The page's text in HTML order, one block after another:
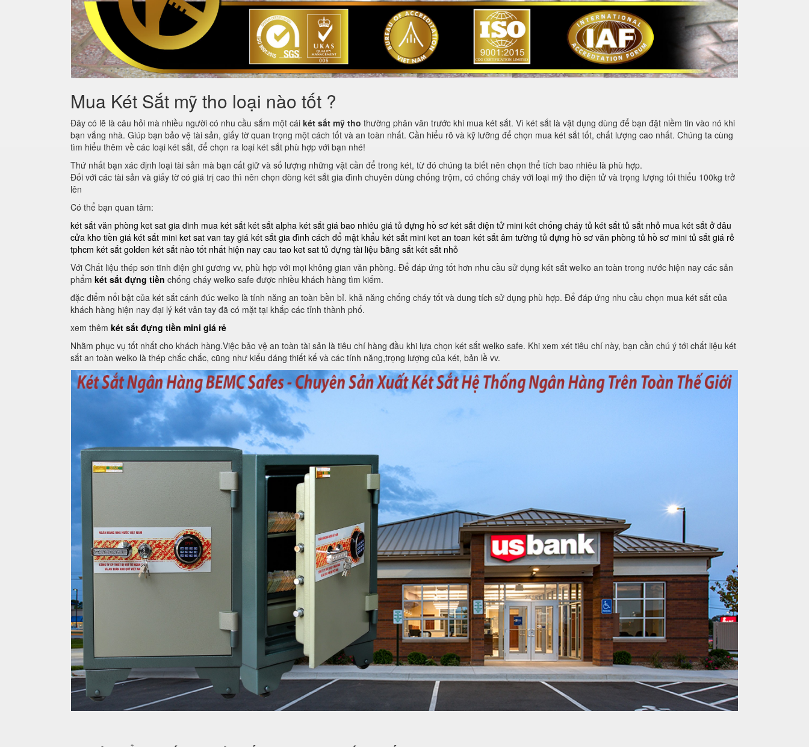
Mua Két Sắt mỹ tho loại nào tốt ?
Đây có lẽ là câu hỏi mà nhiều người có nhu cầu sắm một cái két sắt mỹ tho thường phân vân trước khi mua két sắt. Vì két sắt là vật dụng dùng để bạn đặt niềm tin vào nó khi
bạn vắng nhà. Giúp bạn bảo vệ tài sản, giấy tờ quan trọng một cách tốt và an toàn nhất. Cần hiểu rõ và kỹ lưỡng để chọn mua két sắt tốt, chất lượng cao nhất. Chúng ta cùng
tìm hiểu thêm về các loại két sắt, để chọn ra loại két sắt phù hợp với bạn nhé!
Thứ nhất bạn xác định loại tài sản mà bạn cất giữ và số lượng những vật cần để trong két, từ đó chúng ta biết nên chọn thể tích bao nhiêu là phù hợp.
Đối với các tài sản và giấy tờ có giá trị cao thì nên chọn dòng két sắt gia đình chuyên dùng chống trộm, có chống cháy với loại mỹ tho điện tử và trọng lượng tối thiểu 100kg trở
lên
Có thể bạn quan tâm:
két sắt văn phòng ket sat gia dinh mua két sắt két sắt alpha két sắt giá bao nhiêu giá tủ đựng hồ sơ két sắt điện tử mini két chống cháy tủ két sắt tủ sắt nhỏ mua két sắt ở đâu
cửa kho tiền giá két sắt mini ket sat van tay giá két sắt gia đình cách đổ mật khẩu két sắt mini ket an toan két sắt âm tường tủ đựng hồ sơ văn phòng tủ hồ sơ mini tủ sắt giá rẻ
tphcm két sắt golden két sắt nào tốt nhất hiện nay cau tao ket sat tủ đựng tài liệu bằng sắt két sắt nhỏ
Với Chất liệu thép sơn tĩnh điện ghi gương vv, phù hợp với mọi không gian văn phòng. Để đáp ứng tốt hơn nhu cầu sử dụng két sắt welko an toàn trong nước hiện nay các sản
phẩm két sắt đựng tiền chống cháy welko safe được nhiều khách hàng tìm kiếm.
đặc điểm nổi bật của két sắt cánh đúc welko là tính năng an toàn bền bỉ. khả năng chống cháy tốt và dung tích sử dụng phù hợp. Để đáp ứng nhu cầu chọn mua két sắt của
khách hàng hiện nay đại lý két vân tay đã có mặt tại khắp các tỉnh thành phố.
xem thêm két sắt đựng tiền mini giá rẻ
Nhằm phục vụ tốt nhất cho khách hàng.Việc bảo vệ an toàn tài sản là tiêu chí hàng đầu khi lựa chọn két sắt welko safe. Khi xem xét tiêu chí này, bạn cần chú ý tới chất liệu két
sắt an toàn welko là thép chắc chắc, cũng như kiểu dáng thiết kế và các tính năng,trọng lượng của két, bản lề vv.